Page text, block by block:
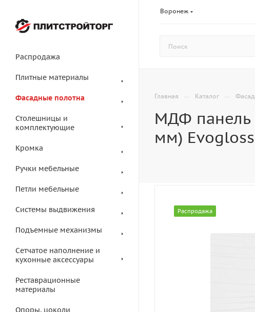
Воронеж
Распродажа
Плитные материалы
Фасадные полотна
Столешницы и
комплектующие
Кромка
Ручки мебельные
Петли мебельные
Системы выдвижения
Подъемные механизмы
Сетчатое наполнение и
кухонные аксессуары
Реставрационные
материалы
Опоры, цоколи
Главная — Каталог —
МДФ панель
мм)
Распродажа